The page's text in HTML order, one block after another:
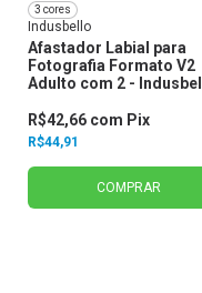
3 cores
Indusbello
Afastador Labial para
Fotografia Formato V2
Adulto com 2 -
R$44,91
R$42,66 com Pix
COMPRAR